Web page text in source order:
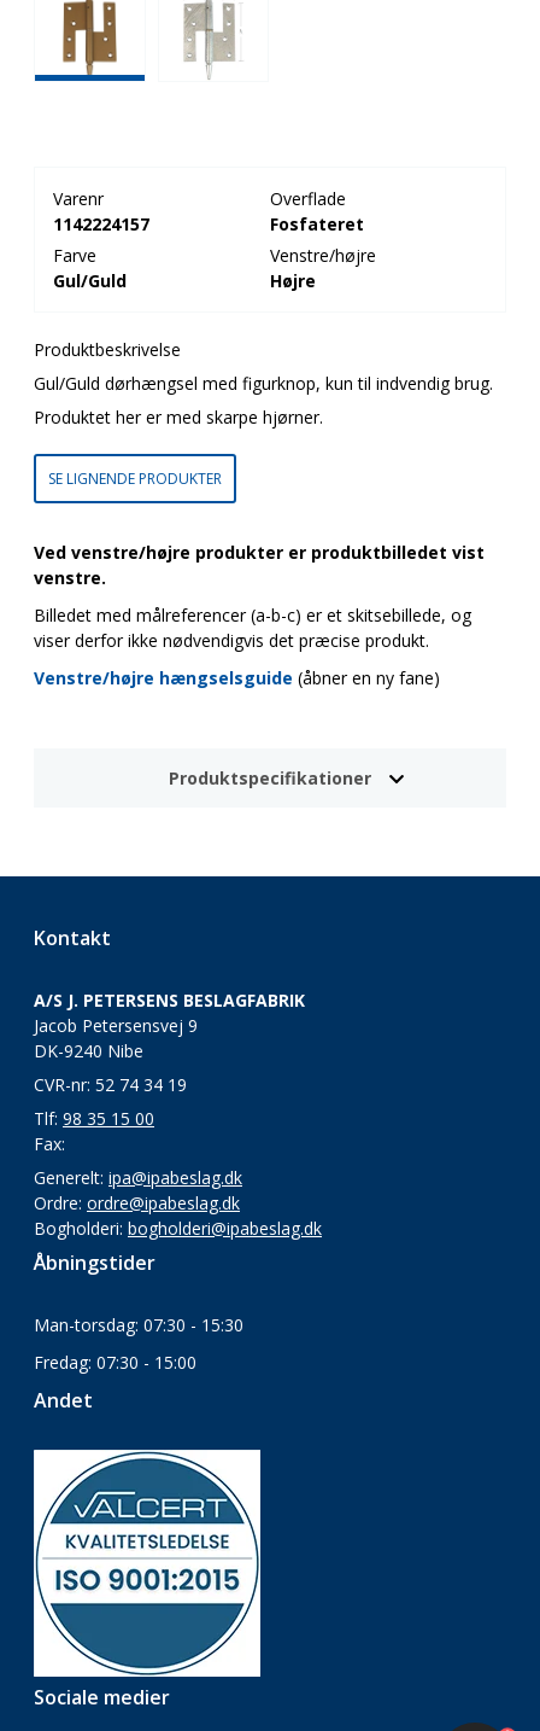
Varenr
1142224157
Overflade
Fosfateret
Farve
Gul/Guld
Venstre/højre
Højre
Produktbeskrivelse
Gul/Guld dørhængsel med figurknop, kun til indvendig brug.
Produktet her er med skarpe hjørner.
SE LIGNENDE PRODUKTER
Ved venstre/højre produkter er produktbilledet vist
venstre.
Billedet med målreferencer (a-b-c) er et skitsebillede, og
viser derfor ikke nødvendigvis det præcise produkt.
Venstre/højre hængselsguide (åbner en ny fane)
Produktspecifikationer
Kontakt
A/S J. PETERSENS BESLAGFABRIK
Jacob Petersensvej 9
DK-9240 Nibe
CVR-nr: 52 74 34 19
Tlf: 98 35 15 00
Fax:
Generelt: ipa@ipabeslag.dk
Ordre: ordre@ipabeslag.dk
Bogholderi: bogholderi@ipabeslag.dk
Åbningstider
Man-torsdag: 07:30 - 15:30
Fredag: 07:30 - 15:00
Andet
Sociale medier